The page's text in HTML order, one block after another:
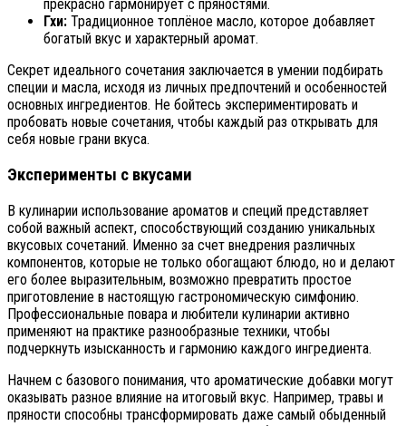
прекрасно гармонирует с пряностями.
Гхи: Традиционное топлёное масло, которое добавляет
богатый вкус и характерный аромат.
Секрет идеального сочетания заключается в умении подбирать
специи и масла, исходя из личных предпочтений и особенностей
основных ингредиентов. Не бойтесь экспериментировать и
пробовать новые сочетания, чтобы каждый раз открывать для
себя новые грани вкуса.
Эксперименты с вкусами
В кулинарии использование ароматов и специй представляет
собой важный аспект, способствующий созданию уникальных
вкусовых сочетаний. Именно за счет внедрения различных
компонентов, которые не только обогащают блюдо, но и делают
его более выразительным, возможно превратить простое
приготовление в настоящую гастрономическую симфонию.
Профессиональные повара и любители кулинарии активно
применяют на практике разнообразные техники, чтобы
подчеркнуть изысканность и гармонию каждого ингредиента.
Начнем с базового понимания, что ароматические добавки могут
оказывать разное влияние на итоговый вкус. Например, травы и
пряности способны трансформировать даже самый обыденный